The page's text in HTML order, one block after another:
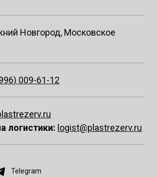
Новгород, Московское
009-61-12
логистики: logist@plastrezerv.ru
Telegram